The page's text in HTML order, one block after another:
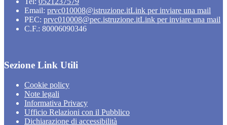
Email: prvc010008@istruzione.itLink per inviare una mail
PEC: prvc010008@pec.istruzione.itLink per inviare una mail
C.F.: 80006090346
Sezione Link Utili
Cookie policy
Note legali
Informativa Privacy
Ufficio Relazioni con il Pubblico
Dichiarazione di accessibilità